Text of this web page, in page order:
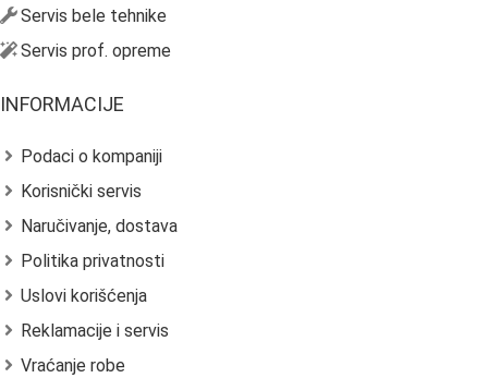
Servis bele tehnike
Servis prof. opreme
INFORMACIJE
Podaci o kompaniji
Korisnički servis
Naručivanje, dostava
Politika privatnosti
Uslovi korišćenja
Reklamacije i servis
Vraćanje robe